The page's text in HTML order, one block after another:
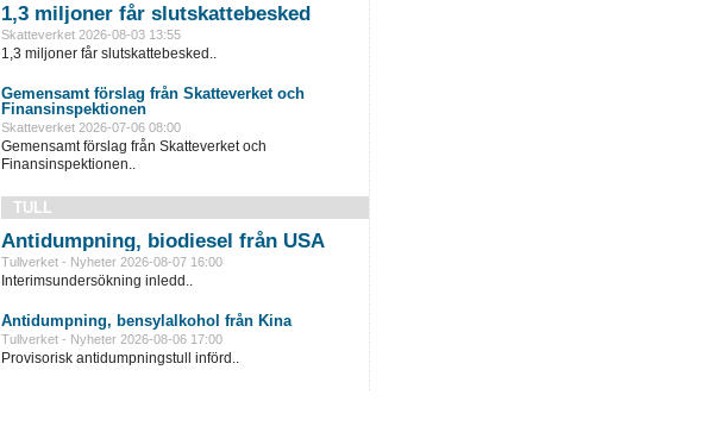
1,3 miljoner får slutskattebesked
Skatteverket 2026-08-03 13:55
1,3 miljoner får slutskattebesked..
Gemensamt förslag från Skatteverket och
Finansinspektionen
Skatteverket 2026-07-06 08:00
Gemensamt förslag från Skatteverket och
Finansinspektionen..
TULL
Antidumpning, biodiesel från USA
Tullverket - Nyheter 2026-08-07 16:00
Interimsundersökning inledd..
Antidumpning, bensylalkohol från Kina
Tullverket - Nyheter 2026-08-06 17:00
Provisorisk antidumpningstull införd..